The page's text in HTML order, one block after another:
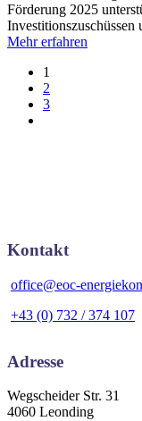
Förderung 2025
Mehr erfahren
1
2
3
Kontakt
office@eoc-
+43 (0) 732 / 374 107
Adresse
Wegscheider Str. 31
4060 Leonding